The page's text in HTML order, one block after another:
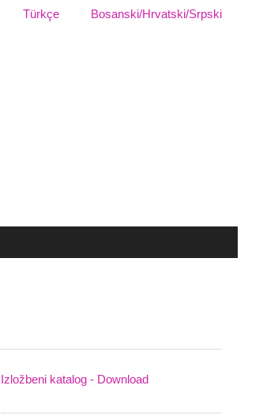
Türkçe Bosanski/Hrvatski/Srpski
Downloads
Izložbeni katalog - Download